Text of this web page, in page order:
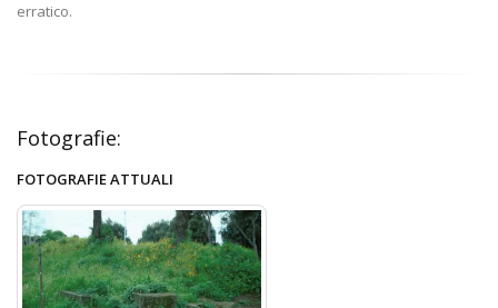
erratico.
Fotografie:
FOTOGRAFIE ATTUALI